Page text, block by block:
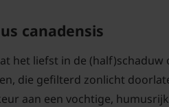
canadensis
het liefst in de (half)schaduw
die gefilterd zonlicht
aan een vochtige,